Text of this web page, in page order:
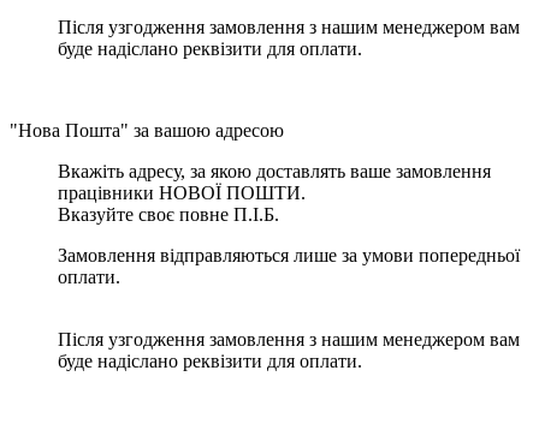
Після узгодження замовлення з нашим менеджером вам
буде надіслано реквізити для оплати.
"Нова Пошта" за вашою адресою
Вкажіть адресу, за якою доставлять ваше замовлення
працівники НОВОЇ ПОШТИ.
Вказуйте своє повне П.І.Б.
Замовлення відправляються лише за умови попередньої
оплати.
Після узгодження замовлення з нашим менеджером вам
буде надіслано реквізити для оплати.